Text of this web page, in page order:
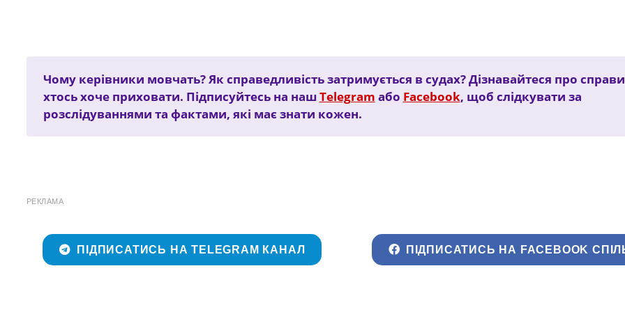
Чому керівники мовчать? Як справедливість затримується в судах? Дізнавайтеся про
хтось хоче приховати. Підписуйтесь на нашTelegram або Facebook, щоб слідкувати за
розслідуваннями та фактами, які має знати кожен.
РЕКЛАМА
ПІДПИСАТИСЬ НА TELEGRAM КАНАЛ ПІДПИСАТИСЬ НА FACEBOOK